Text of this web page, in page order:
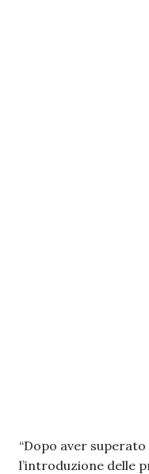
“Dopo aver
l’introduzione delle